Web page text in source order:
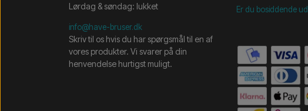
Lørdag & søndag: lukket
info@have-bruser.dk
Skriv til os hvis du har spørgsmål til en af
vores produkter. Vi svarer på din
henvendelse hurtigst muligt.
Er du bosiddende